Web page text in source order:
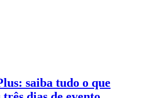
saiba tudo o que